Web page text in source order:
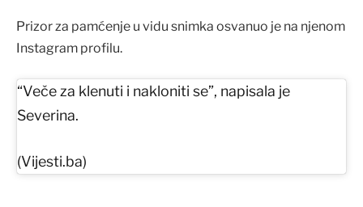
Prizor za pamćenje u vidu snimka osvanuo je na njenom
Instagram profilu.
“Veče za klenuti i nakloniti se”, napisala je
Severina.
(Vijesti.ba)